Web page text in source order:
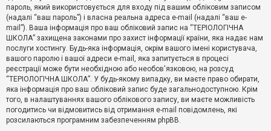
м
и
П
о
ш
у
Д
пароль, який використовується для входу під вашим обліковим записом
(надалі “ваш пароль”) і власна реальна адреса e-mail (надалі “ваш e-
mail”). Ваша інформація про ваш обліковий запис на “ТЕРІОЛОГІЧНА
ШКОЛА” захищена законами про захист інформації країни, яка надає нам
послуги хостингу. Будь-яка інформація, окрім вашого імені користувача,
вашого паролю і вашої адреси e-mail, яка запитується в процесі
реєстрації може бути необхідною або необов'язковою, на розсуд
“ТЕРІОЛОГІЧНА ШКОЛА”. У будь-якому випадку, ви маєте право обирати,
яка інформація про ваш обліковий запис буде загальнодоступною. Крім
того, в налаштуваннях вашого облікового запису, ви маєте можливість
погодитись чи відмовитись від отримання e-mail повідомлень, які
розсилаються програмним забезпеченням phpBB.